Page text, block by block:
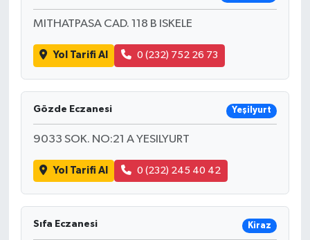
MITHATPASA CAD. 118 B ISKELE
Yol Tarifi Al 0 (232) 752 26 73
Gözde Eczanesi Yeşilyurt
9033 SOK. NO:21 A YESILYURT
Yol Tarifi Al 0 (232) 245 40 42
Sıfa Eczanesi Kiraz